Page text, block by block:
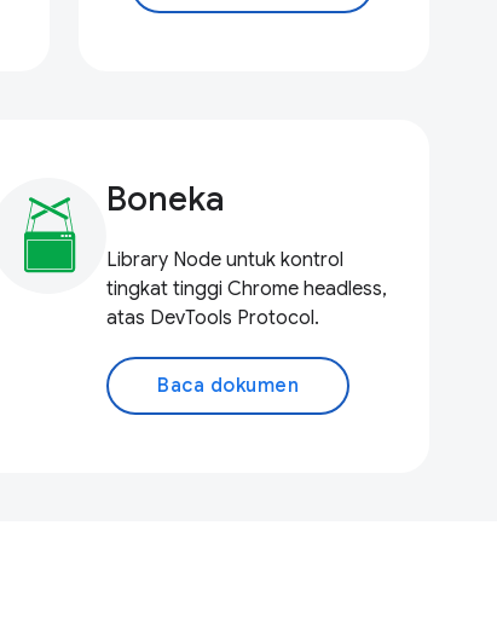
Boneka
Library Node untuk kontrol
tingkat tinggi Chrome headless,
atas DevTools Protocol.
Baca dokumen